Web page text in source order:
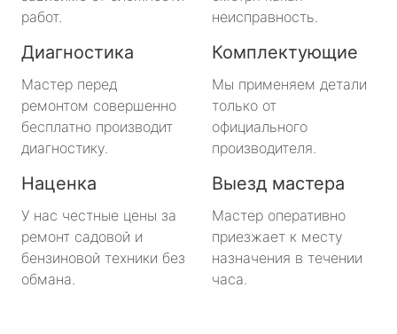
работ.
неисправность.
Диагностика
Мастер перед
ремонтом совершенно
бесплатно производит
диагностику.
Комплектующие
Мы применяем детали
только от
официального
производителя.
Наценка
У нас честные цены за
ремонт садовой и
бензиновой техники без
обмана.
Выезд мастера
Мастер оперативно
приезжает к месту
назначения в течении
часа.